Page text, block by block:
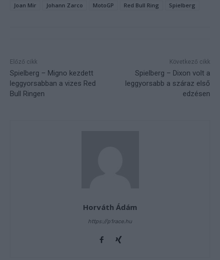
Joan Mir Johann Zarco MotoGP Red Bull Ring Spielberg
Előző cikk
Spielberg – Migno kezdett
leggyorsabban a vizes Red
Bull Ringen
Következő cikk
Spielberg – Dixon volt a
leggyorsabb a száraz első
edzésen
Horváth Ádám
https://p1race.hu